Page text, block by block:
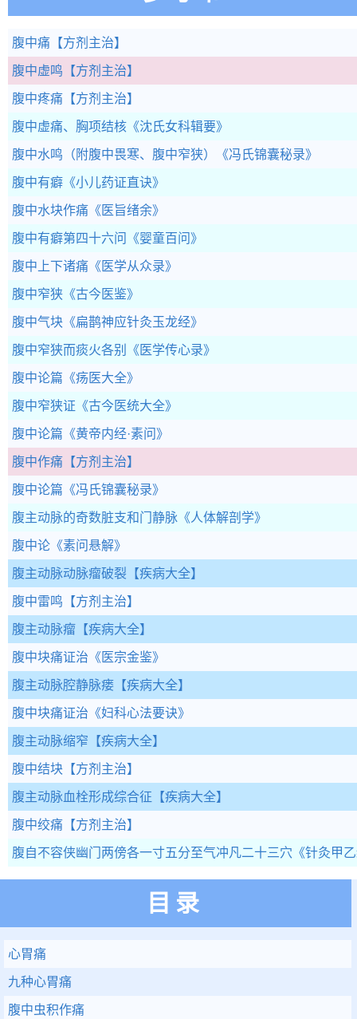
腹中痛 【方剂主治】
腹中虚鸣 【方剂主治】
腹中疼痛 【方剂主治】
腹中虚痛、胸项结核 《沈氏女科辑要》
腹中水鸣（附腹中畏寒、腹中窄狭） 《冯氏锦囊秘录》
腹中有癖 《小儿药证直诀》
腹中水块作痛 《医旨绪余》
腹中有癖第四十六问 《婴童百问》
腹中上下诸痛 《医学从众录》
腹中窄狭 《古今医鉴》
腹中气块 《扁鹊神应针灸玉龙经》
腹中窄狭而痰火各别 《医学传心录》
腹中论篇 《疡医大全》
腹中窄狭证 《古今医统大全》
腹中论篇 《黄帝内经·素问》
腹中作痛 【方剂主治】
腹中论篇 《冯氏锦囊秘录》
腹主动脉的奇数脏支和门静脉 《人体解剖学》
腹中论 《素问悬解》
腹主动脉动脉瘤破裂 【疾病大全】
腹中雷鸣 【方剂主治】
腹主动脉瘤 【疾病大全】
腹中块痛证治 《医宗金鉴》
腹主动脉腔静脉瘘 【疾病大全】
腹中块痛证治 《妇科心法要诀》
腹主动脉缩窄 【疾病大全】
腹中结块 【方剂主治】
腹主动脉血栓形成综合征 【疾病大全】
腹中绞痛 【方剂主治】
腹自不容侠幽门两傍各一寸五分至气冲凡二十三穴 《针灸甲
目录
心胃痛
九种心胃痛
腹中虫积作痛